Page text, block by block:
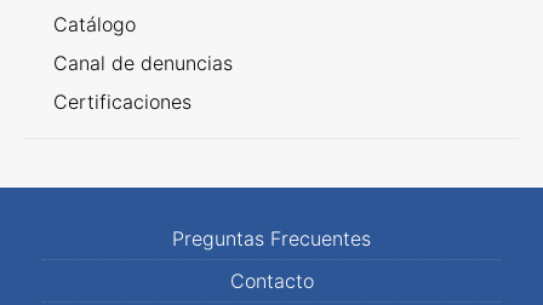
Catálogo
Canal de denuncias
Certificaciones
Preguntas Frecuentes
Contacto